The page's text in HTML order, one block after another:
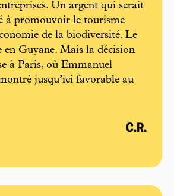
Un argent qui serait
à promouvoir le tourisme
de la biodiversité. Le
en Guyane. Mais la décision
à Paris, où Emmanuel
jusqu’ici favorable au
C.R.